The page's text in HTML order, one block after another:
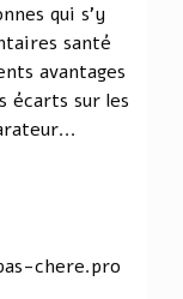
qui s'y
santé
avantages
écarts sur les
chere.pro